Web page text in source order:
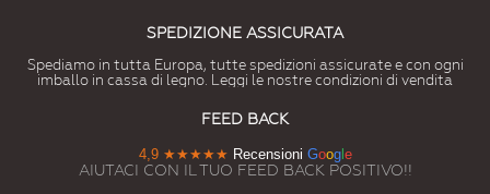
SPEDIZIONE ASSICURATA
Spediamo in tutta Europa, tutte spedizioni assicurate e con ogni
imballo in cassa di legno. Leggi le nostre condizioni di vendita
FEED BACK
4,9 ★★★★★ Recensioni Googl e
AIUTACI CON IL TUO FEED BACK POSITIVO!!